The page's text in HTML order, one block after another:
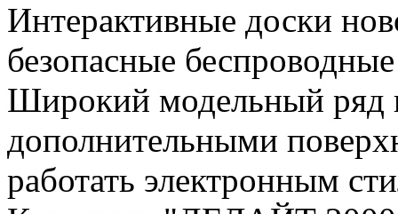
Интерактивные доски
безопасные
Широкий модельный ряд
дополнительными
работать электронным